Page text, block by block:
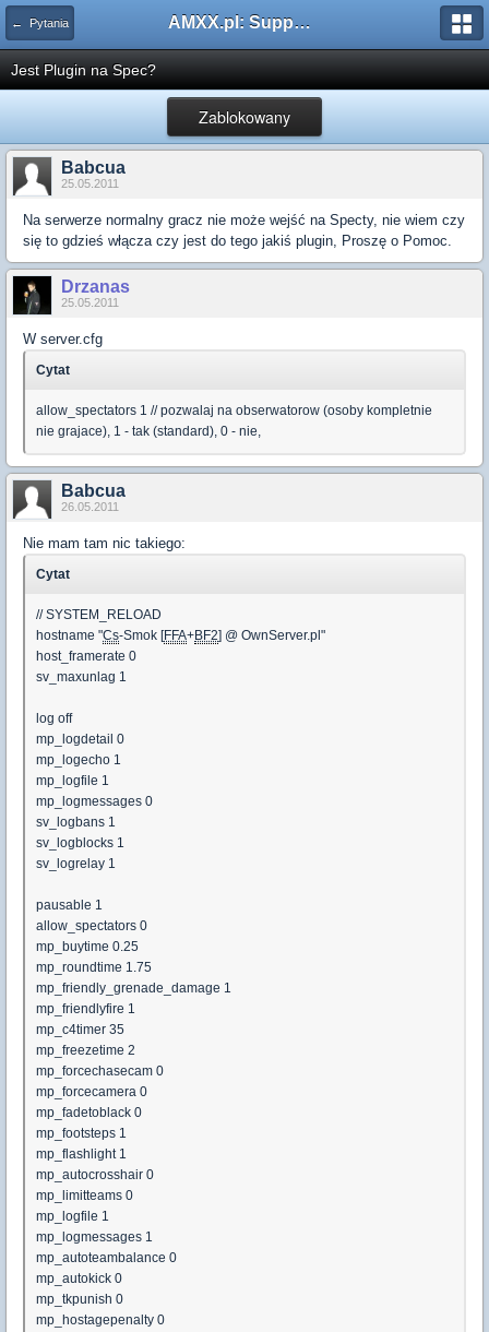
← Pytania AMXX.pl: Support AMX Mod X i SourceMod
Jest Plugin na Spec?
Zablokowany
Babcua
25.05.2011
Na serwerze normalny gracz nie może wejść na Specty, nie wiem czy
się to gdzieś włącza czy jest do tego jakiś plugin, Proszę o Pomoc.
Drzanas
25.05.2011
W server.cfg
Cytat
allow_spectators 1 // pozwalaj na obserwatorow (osoby kompletnie
nie grajace), 1 - tak (standard), 0 - nie,
Babcua
26.05.2011
Nie mam tam nic takiego:
Cytat
// SYSTEM_RELOAD
hostname "Cs-Smok [FFA+BF2] @ OwnServer.pl"
host_framerate 0
sv_maxunlag 1
log off
mp_logdetail 0
mp_logecho 1
mp_logfile 1
mp_logmessages 0
sv_logbans 1
sv_logblocks 1
sv_logrelay 1
pausable 1
allow_spectators 0
mp_buytime 0.25
mp_roundtime 1.75
mp_friendly_grenade_damage 1
mp_friendlyfire 1
mp_c4timer 35
mp_freezetime 2
mp_forcechasecam 0
mp_forcecamera 0
mp_fadetoblack 0
mp_footsteps 1
mp_flashlight 1
mp_autocrosshair 0
mp_limitteams 0
mp_logfile 1
mp_logmessages 1
mp_autoteambalance 0
mp_autokick 0
mp_tkpunish 0
mp_hostagepenalty 0